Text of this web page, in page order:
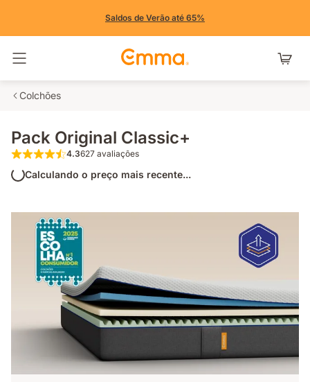
Saldos de Verão até 65%
Colchões
Pack Original Classic+
4.3 de 5 estrelas 627 avaliações
4.3627 avaliações
Calculando o preço mais recente...